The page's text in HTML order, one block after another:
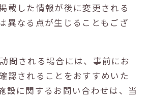
載した情報が後に変更される
異なる点が生じることもござ
問される場合には、事前にお
認されることをおすすめいた
設に関するお問い合わせは、当